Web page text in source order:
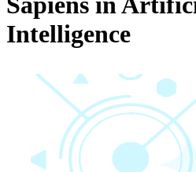
Intelligence